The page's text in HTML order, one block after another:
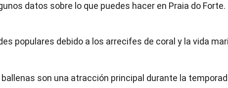
datos sobre lo que puedes hacer en Praia do Forte.
populares debido a los arrecifes de coral y la vida
son una atracción principal durante la